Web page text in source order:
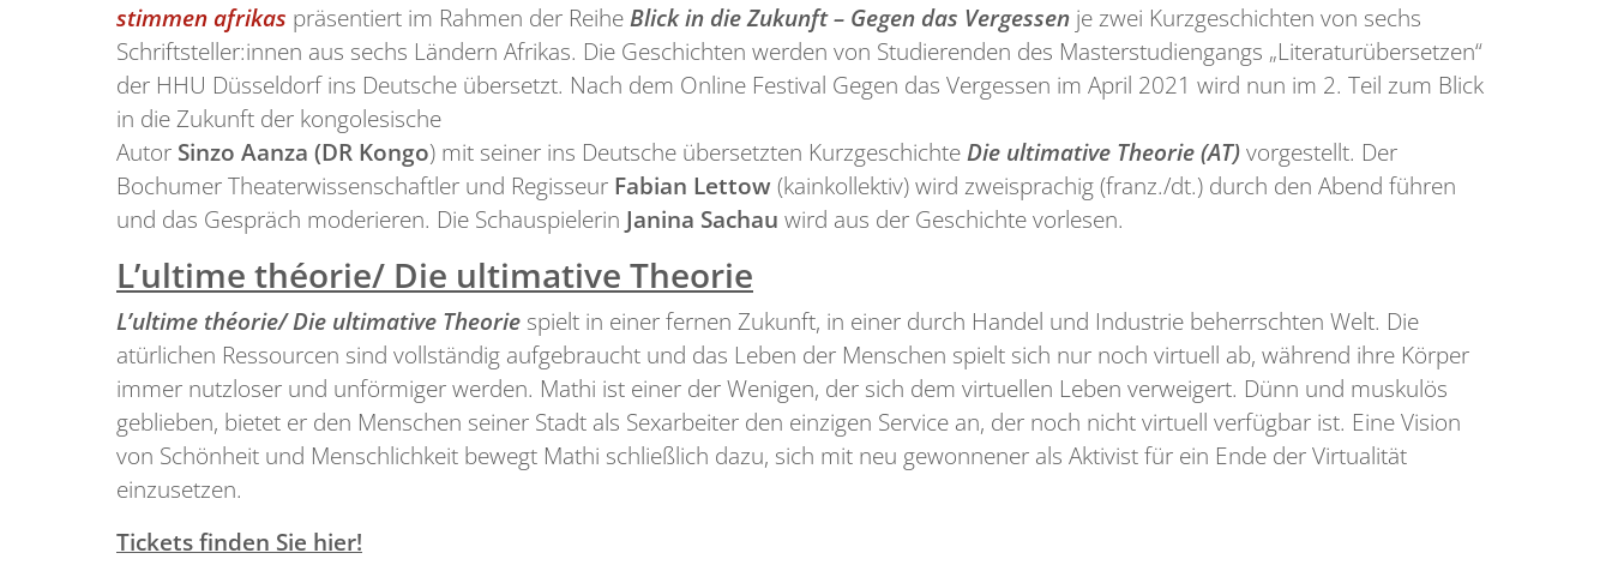
stimmen afrikas präsentiert im Rahmen der ReiheBlick in die Zukunft – Gegen das Vergessen je zwei Kurzgeschichten von sechs
Schriftsteller:innen aus sechs Ländern Afrikas. Die Geschichten werden von Studierenden des Masterstudiengangs „Literaturübersetzen“
der HHU Düsseldorf ins Deutsche übersetzt. Nach dem Online Festival Gegen das Vergessen im April 2021 wird nun im 2. Teil zum Blick
in die Zukunft der kongolesische
Autor Sinzo Aanza (DR Kongo) mit seiner ins Deutsche übersetzten KurzgeschichteDie ultimative Theorie (AT)vorgestellt. Der
Bochumer Theaterwissenschaftler und Regisseur Fabian Lettow(kainkollektiv) wird zweisprachig (franz./dt.) durch den Abend führen
und das Gespräch moderieren. Die Schauspielerin Janina Sachau wird aus der Geschichte vorlesen.
L’ultime théorie/ Die ultimative Theorie
L’ultime théorie/ Die ultimative Theorie spielt in einer fernen Zukunft, in einer durch Handel und Industrie beherrschten Welt. Die
atürlichen Ressourcen sind vollständig aufgebraucht und das Leben der Menschen spielt sich nur noch virtuell ab, während ihre Körper
immer nutzloser und unförmiger werden. Mathi ist einer der Wenigen, der sich dem virtuellen Leben verweigert. Dünn und muskulös
geblieben, bietet er den Menschen seiner Stadt als Sexarbeiter den einzigen Service an, der noch nicht virtuell verfügbar ist. Eine Vision
von Schönheit und Menschlichkeit bewegt Mathi schließlich dazu, sich mit neu gewonnener als Aktivist für ein Ende der Virtualität
einzusetzen.
Tickets finden Sie hier!